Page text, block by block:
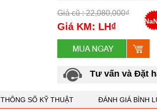
Giá cũ : 22,080,000₫
Giá KM: LH₫
Tư vấn và Đặt
THÔNG SỐ KỸ THUẬT ĐÁNH GIÁ BÌNH